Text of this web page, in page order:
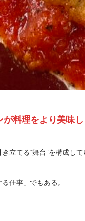
が料理をより美味
立てる“舞台”を構成して
仕事」でもある。